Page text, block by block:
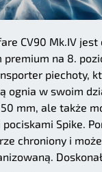
CV90 Mk.IV jest
na 8.
piechoty,
ognia w swoim
mm, ale także
Spike.
chroniony i